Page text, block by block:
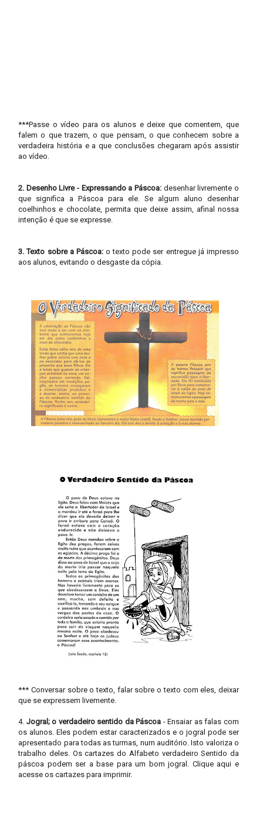
***Passe o vídeo para os alunos e deixe que comentem, que
falem o que trazem, o que pensam, o que conhecem sobre a
verdadeira história e a que conclusões chegaram após assistir
ao vídeo.
2. Desenho Livre - Expressando a Páscoa: desenhar livremente o
que significa a Páscoa para ele. Se algum aluno desenhar
coelhinhos e chocolate, permita que deixe assim, afinal nossa
intenção é que se expresse.
3. Texto sobre a Páscoa: o texto pode ser entregue já impresso
aos alunos, evitando o desgaste da cópia.
*** Conversar sobre o texto, falar sobre o texto com eles, deixar
que se expressem livemente.
4. Jogral; o verdadeiro sentido da Páscoa - Ensaiar as falas com
os alunos. Eles podem estar caracterizados e o jogral pode ser
apresentado para todas as turmas, num auditório. Isto valoriza o
trabalho deles. Os cartazes do Alfabeto verdadeiro Sentido da
páscoa podem ser a base para um bom jogral. Clique aqui e
acesse os cartazes para imprimir.